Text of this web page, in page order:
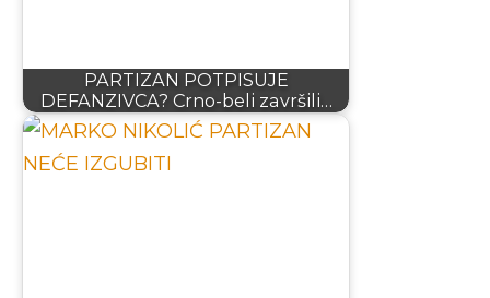
PARTIZAN POTPISUJE
DEFANZIVCA? Crno-beli završili…